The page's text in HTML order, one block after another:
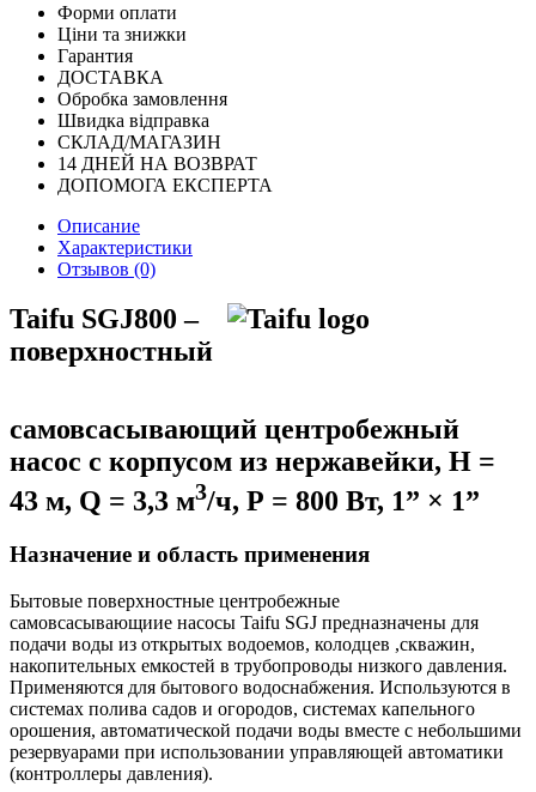
Форми оплати
Ціни та знижки
Гарантия
ДОСТАВКА
Обробка замовлення
Швидка відправка
СКЛАД/МАГАЗИН
14 ДНЕЙ НА ВОЗВРАТ
ДОПОМОГА ЕКСПЕРТА
Описание
Характеристики
Отзывов (0)
Taifu SGJ800 –
поверхностный
самовсасывающий центробежный
насос с корпусом из нержавейки, Н =
43 м, Q = 3,3 м3/ч, Р = 800 Вт, 1” × 1”
Назначение и область применения
Бытовые поверхностные центробежные
самовсасывающиие насосы Taifu SGJ предназначены для
подачи воды из открытых водоемов, колодцев ,скважин,
накопительных емкостей в трубопроводы низкого давления.
Применяются для бытового водоснабжения. Используются в
системах полива садов и огородов, системах капельного
орошения, автоматической подачи воды вместе с небольшими
резервуарами при использовании управляющей автоматики
(контроллеры давления).